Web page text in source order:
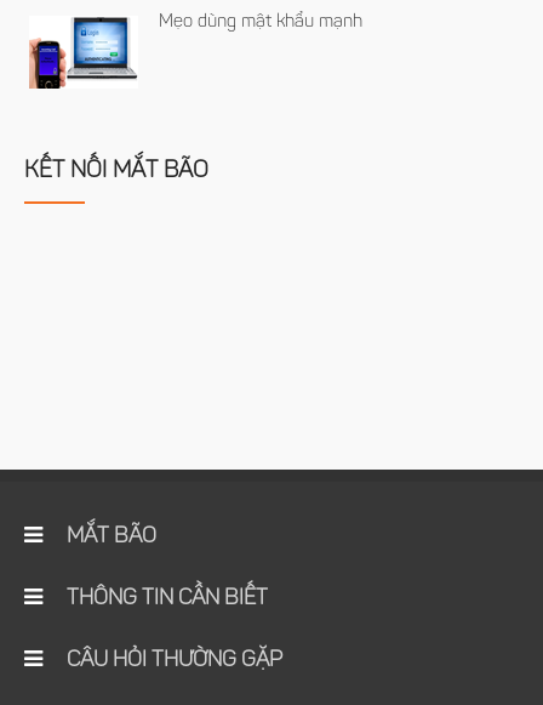
Mẹo dùng mật khẩu mạnh
KẾT NỐI MẮT BÃO
MẮT BÃO
THÔNG TIN CẦN BIẾT
CÂU HỎI THƯỜNG GẶP